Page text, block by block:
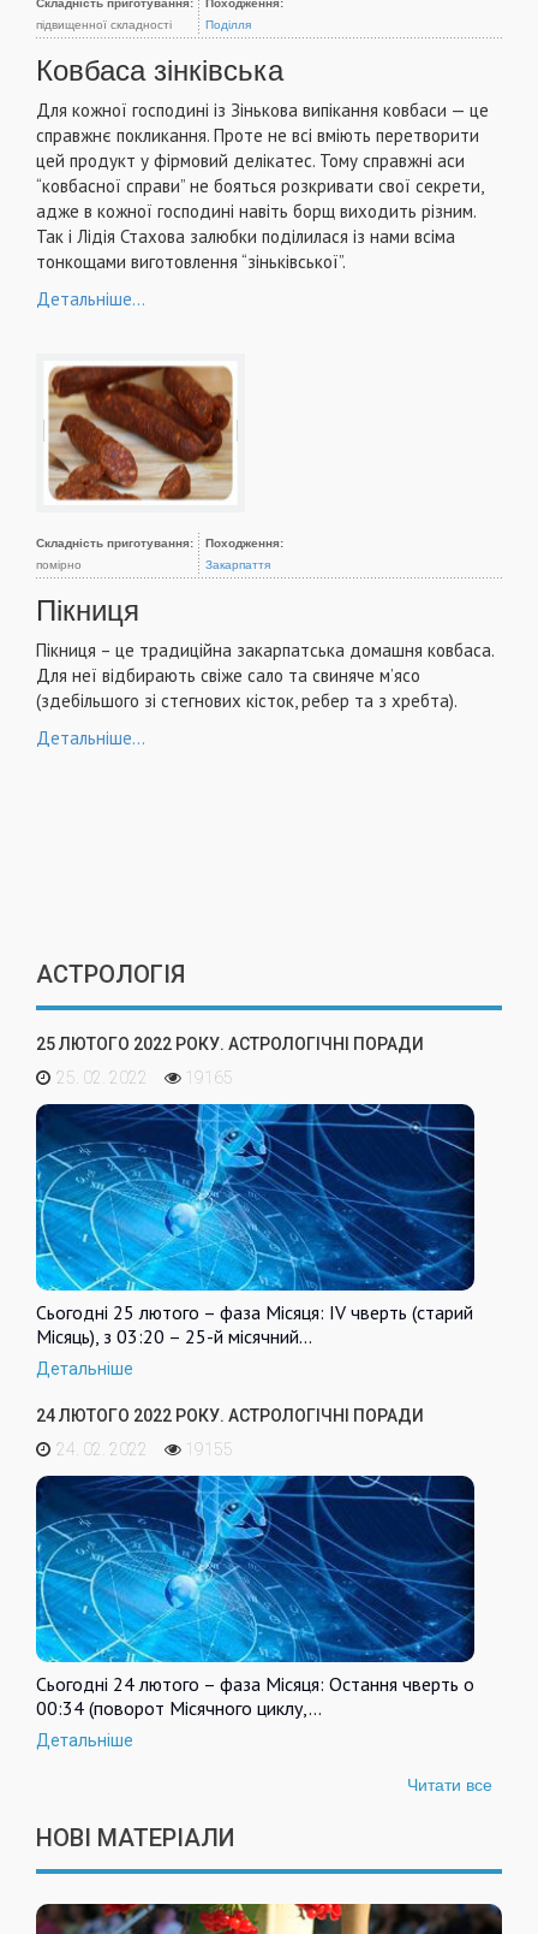
Складність приготування:
підвищенної складності
Походження:
Поділля
Ковбаса зінківська
Для кожної господині із Зінькова випікання ковбаси — це
справжнє покликання. Проте не всі вміють перетворити
цей продукт у фірмовий делікатес. Тому справжні аси
“ковбасної справи” не бояться розкривати свої секрети,
адже в кожної господині навіть борщ виходить різним.
Так і Лідія Стахова залюбки поділилася із нами всіма
тонкощами виготовлення “зіньківської”.
Детальніше...
Складність приготування:
помірно
Походження:
Закарпаття
Пікниця
Пікниця – це традиційна закарпатська домашня ковбаса.
Для неї відбирають свіже сало та свиняче м’ясо
(здебільшого зі стегнових кісток, ребер та з хребта).
Детальніше...
АСТРОЛОГІЯ
25 ЛЮТОГО 2022 РОКУ. АСТРОЛОГІЧНІ ПОРАДИ
25. 02. 2022
19165
Сьогодні 25 лютого – фаза Місяця: IV чверть (старий
Місяць), з 03:20 – 25-й місячний…
Детальніше
24 ЛЮТОГО 2022 РОКУ. АСТРОЛОГІЧНІ ПОРАДИ
24. 02. 2022
19155
Сьогодні 24 лютого – фаза Місяця: Остання чверть о
00:34 (поворот Місячного циклу,…
Детальніше
Читати все
НОВІ МАТЕРІАЛИ